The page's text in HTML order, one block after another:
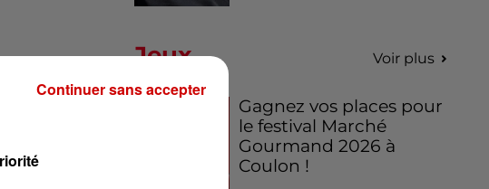
Jeux Voir plus
Gagnez vos places pour
le festival Marché
Gourmand 2026 à
Coulon !
Continuer sans accepter